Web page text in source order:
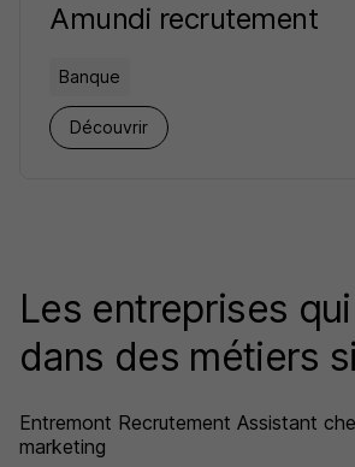
Amundi recrutement
Banque
Découvrir
Les entreprises
dans des métiers
Entremont Recrutement Assistant
marketing